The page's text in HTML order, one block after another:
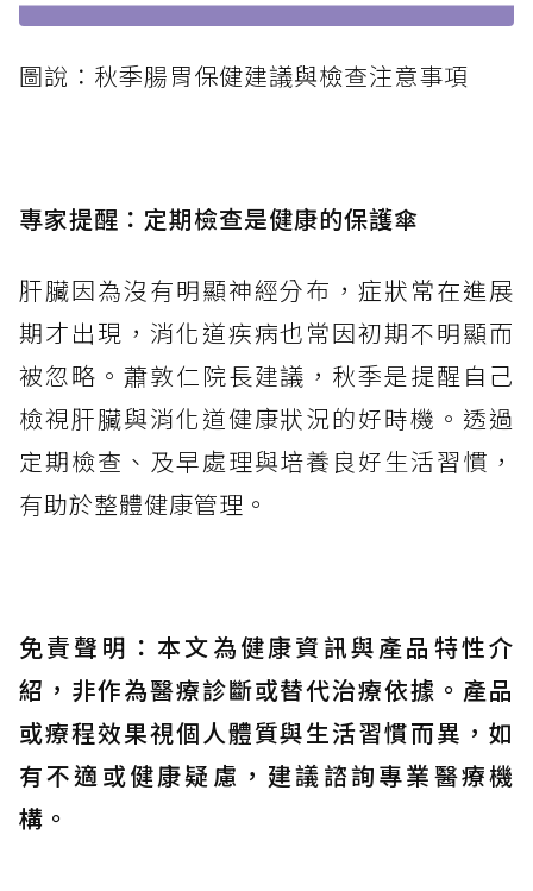
圖說：秋季腸胃保健建議與檢查注意事項
專家提醒：定期檢查是健康的保護傘
肝臟因為沒有明顯神經分布，症狀常在進展
期才出現，消化道疾病也常因初期不明顯而
被忽略。蕭敦仁院長建議，秋季是提醒自己
檢視肝臟與消化道健康狀況的好時機。透過
定期檢查、及早處理與培養良好生活習慣，
有助於整體健康管理。
免責聲明：本文為健康資訊與產品特性介
紹，非作為醫療診斷或替代治療依據。產品
或療程效果視個人體質與生活習慣而異，如
有不適或健康疑慮，建議諮詢專業醫療機
構。